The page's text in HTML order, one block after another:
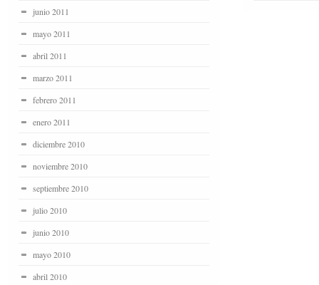
junio 2011
mayo 2011
abril 2011
marzo 2011
febrero 2011
enero 2011
diciembre 2010
noviembre 2010
septiembre 2010
julio 2010
junio 2010
mayo 2010
abril 2010